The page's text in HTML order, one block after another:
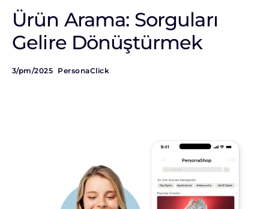
Paketler
Kaynaklar
Ürün Arama: Sorguları
Gelire Dönüştürmek
3/pm/2025 PersonaClick